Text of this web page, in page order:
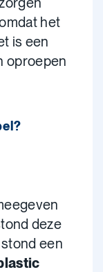
het
is een
oproepen
deze
een